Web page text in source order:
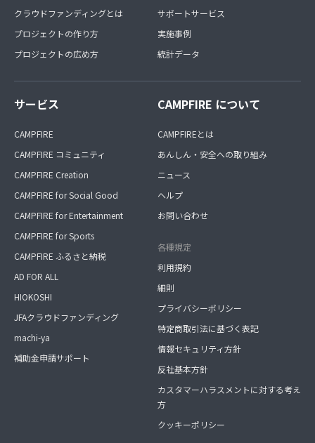
クラウドファンディングとは
プロジェクトの作り方
プロジェクトの広め方
サポートサービス
実施事例
統計データ
サービス
CAMPFIRE
CAMPFIRE コミュニティ
CAMPFIRE Creation
CAMPFIRE for Social Good
CAMPFIRE for Entertainment
CAMPFIRE for Sports
CAMPFIRE ふるさと納税
AD FOR ALL
HIOKOSHI
JFAクラウドファンディング
machi-ya
補助金申請サポート
CAMPFIRE について
CAMPFIREとは
あんしん・安全への取り組み
ニュース
ヘルプ
お問い合わせ
各種規定
利用規約
細則
プライバシーポリシー
特定商取引法に基づく表記
情報セキュリティ方針
反社基本方針
カスタマーハラスメントに対する考え
方
クッキーポリシー